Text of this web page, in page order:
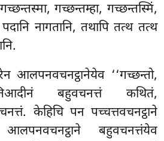
गच्छन्तम्हा, गच्छन्तस्मिं,
पदानि नागतानि, तथापि तत्थ तत्थ
आलपनवचनट्ठानेयेव ‘‘गच्छन्तो,
बहुवचनत्तं कथितं,
केहिचि पन पच्चत्तवचनट्ठाने
बहुवचनत्तंयेव